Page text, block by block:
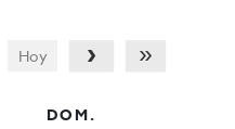
Hoy
DOM.